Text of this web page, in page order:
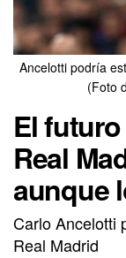
Ancelotti podría
(Foto
El
Real
aunque
Carlo Ancelotti
Real Madrid